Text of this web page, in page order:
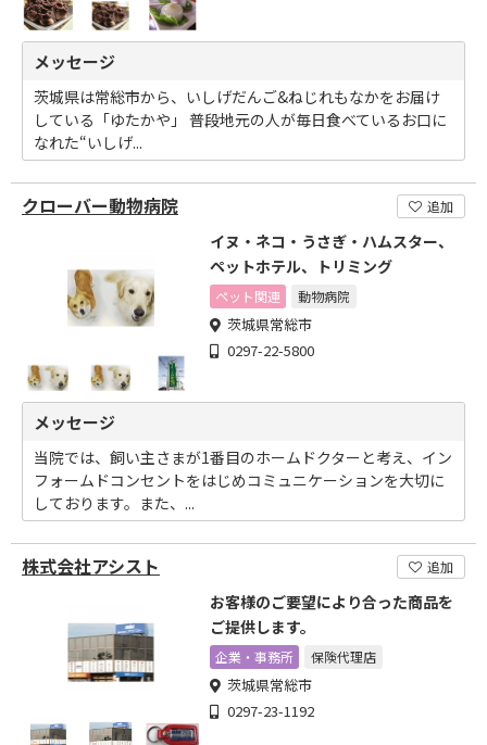
メッセージ
茨城県は常総市から、いしげだんご&ねじれもなかをお届け
している「ゆたかや」 普段地元の人が毎日食べているお口に
なれた“いしげ...
クローバー動物病院 追加
イヌ・ネコ・うさぎ・ハムスター、
ペットホテル、トリミング
ペット関連 動物病院
茨城県常総市
0297-22-5800
メッセージ
当院では、飼い主さまが1番目のホームドクターと考え、イン
フォームドコンセントをはじめコミュニケーションを大切に
しております。また、...
株式会社アシスト 追加
お客様のご要望により合った商品を
ご提供します。
企業・事務所 保険代理店
茨城県常総市
0297-23-1192